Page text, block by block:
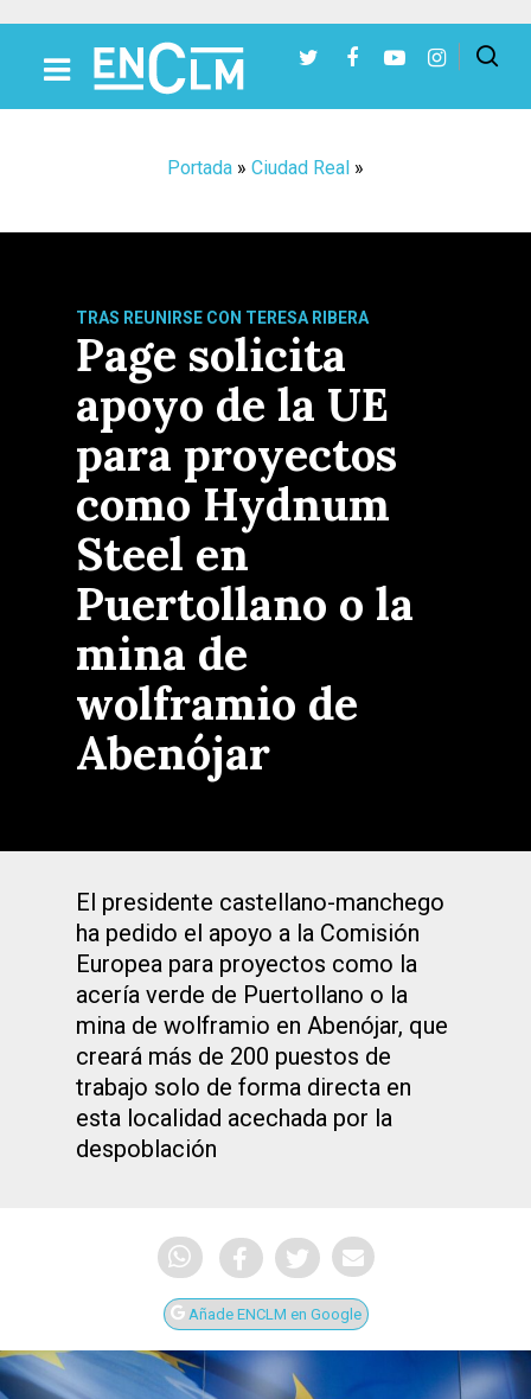
Portada » Ciudad Real »
TRAS REUNIRSE CON TERESA RIBERA
Page solicita
apoyo de la UE
para proyectos
como Hydnum
Steel en
Puertollano o la
mina de
wolframio de
Abenójar
El presidente castellano-manchego
ha pedido el apoyo a la Comisión
Europea para proyectos como la
acería verde de Puertollano o la
mina de wolframio en Abenójar, que
creará más de 200 puestos de
trabajo solo de forma directa en
esta localidad acechada por la
despoblación
Añade ENCLM en Google